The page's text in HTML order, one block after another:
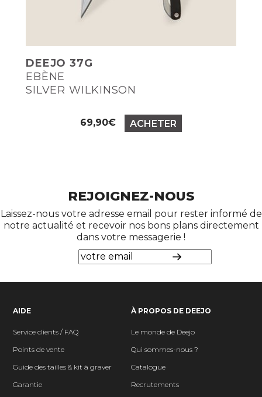
DEEJO 37G
EBÈNE
SILVER WILKINSON
Prix
69,90€ ACHETER
REJOIGNEZ-NOUS
Laissez-nous votre adresse email pour rester informé de
notre actualité et recevoir nos bons plans directement
dans votre messagerie !
AIDE
Service clients / FAQ
Points de vente
Guide des tailles & kit à graver
Garantie
À PROPOS DE DEEJO
Le monde de Deejo
Qui sommes-nous ?
Catalogue
Recrutements